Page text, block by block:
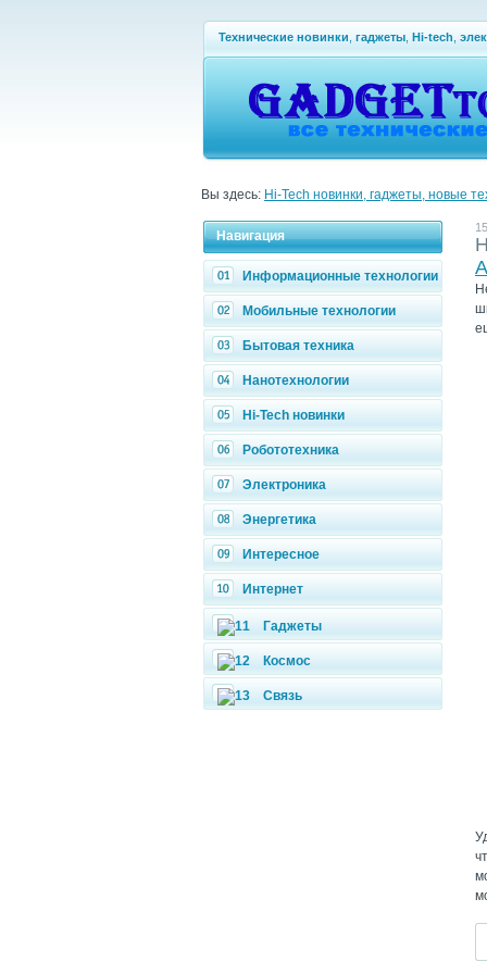
Технические новинки гаджеты Hi-tech
Вы здесь: Hi-Tech новинки, гаджеты, новые
Навигация
Информационные технологии
Мобильные технологии
Бытовая техника
Нанотехнологии
Hi-Tech новинки
Робототехника
Электроника
Энергетика
Интересное
Интернет
Гаджеты
Космос
Связь